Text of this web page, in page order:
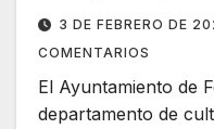
3 DE FEBRERO DE
COMENTARIOS
El Ayuntamiento de
departamento de